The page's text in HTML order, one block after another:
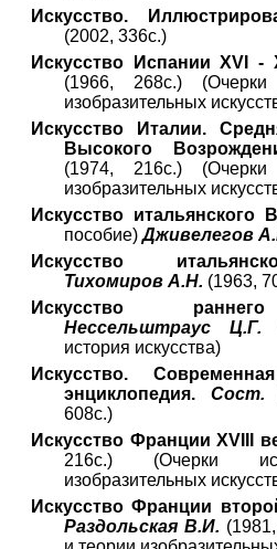
Искусство.
(2002, 336с.)
Искусство Испании XVI -
(1966, 268с.)
изобразительных
Искусство Италии.
Высокого
(1974, 216с.)
изобразительных
Искусство итальянского
пособие)Дживелегов
Искусство
Тихомиров А.Н. (1963,
Искусство
Нессельштраус Ц.Г.
история искусства)
Искусство.
энциклопедия. Сост.
608с.)
Искусство Франции XVIII
216с.) (Очерки
изобразительных
Искусство Франции
Раздольская В.И.